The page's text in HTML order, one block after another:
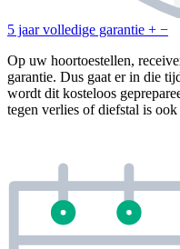
5 jaar volledige garantie + −
Op uw hoortoestellen,
garantie. Dus gaat er in die
wordt dit kosteloos
tegen verlies of diefstal is